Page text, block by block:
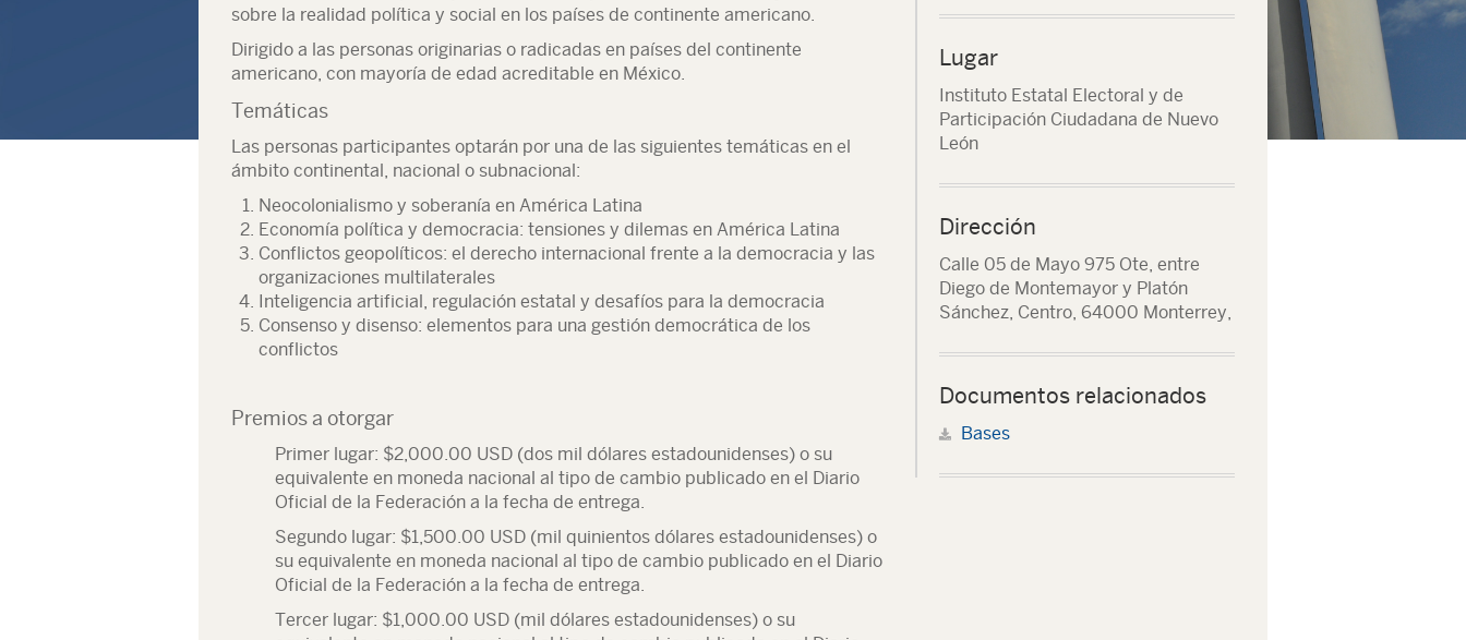
sobre la realidad política y social en los países de continente americano.
Dirigido a las personas originarias o radicadas en países del continente
americano, con mayoría de edad acreditable en México.
Temáticas
Las personas participantes optarán por una de las siguientes temáticas en el
ámbito continental, nacional o subnacional:
Neocolonialismo y soberanía en América Latina
Economía política y democracia: tensiones y dilemas en América Latina
Conflictos geopolíticos: el derecho internacional frente a la democracia y las
organizaciones multilaterales
Inteligencia artificial, regulación estatal y desafíos para la democracia
Consenso y disenso: elementos para una gestión democrática de los
conflictos
Premios a otorgar
Primer lugar: $2,000.00 USD (dos mil dólares estadounidenses) o su
equivalente en moneda nacional al tipo de cambio publicado en el Diario
Oficial de la Federación a la fecha de entrega.
Segundo lugar: $1,500.00 USD (mil quinientos dólares estadounidenses) o
su equivalente en moneda nacional al tipo de cambio publicado en el Diario
Oficial de la Federación a la fecha de entrega.
Tercer lugar: $1,000.00 USD (mil dólares estadounidenses) o su
Lugar
Instituto Estatal Electoral y de
Participación Ciudadana de Nuevo
León
Dirección
Calle 05 de Mayo 975 Ote, entre
Diego de Montemayor y Platón
Sánchez, Centro, 64000 Monterrey,
Documentos relacionados
Bases